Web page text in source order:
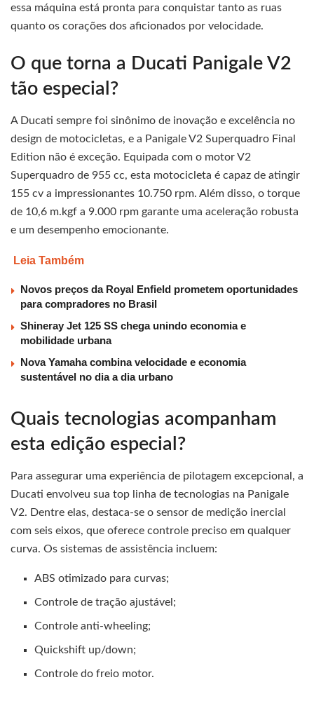
essa máquina está pronta para conquistar tanto as ruas
quanto os corações dos aficionados por velocidade.
O que torna a Ducati Panigale V2
tão especial?
A Ducati sempre foi sinônimo de inovação e excelência no
design de motocicletas, e a Panigale V2 Superquadro Final
Edition não é exceção. Equipada com o motor V2
Superquadro de 955 cc, esta motocicleta é capaz de atingir
155 cv a impressionantes 10.750 rpm. Além disso, o torque
de 10,6 m.kgf a 9.000 rpm garante uma aceleração robusta
e um desempenho emocionante.
Leia Também
Novos preços da Royal Enfield prometem oportunidades
para compradores no Brasil
Shineray Jet 125 SS chega unindo economia e
mobilidade urbana
Nova Yamaha combina velocidade e economia
sustentável no dia a dia urbano
Quais tecnologias acompanham
esta edição especial?
Para assegurar uma experiência de pilotagem excepcional, a
Ducati envolveu sua top linha de tecnologias na Panigale
V2. Dentre elas, destaca-se o sensor de medição inercial
com seis eixos, que oferece controle preciso em qualquer
curva. Os sistemas de assistência incluem:
ABS otimizado para curvas;
Controle de tração ajustável;
Controle anti-wheeling;
Quickshift up/down;
Controle do freio motor.